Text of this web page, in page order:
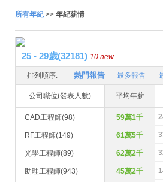
所有年紀>> 年紀薪情
25 - 29歲(32181) 10 new
排列順序: 熱門報告 最多報告
公司職位(發表人數) 平均年薪
CAD工程師(98) 59萬1千
RF工程師(149) 61萬5千
光學工程師(89) 62萬2千
助理工程師(943) 45萬2千